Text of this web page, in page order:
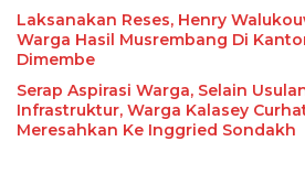
Laksanakan Reses, Henry
Warga Hasil Musrembang Di
Dimembe
Serap Aspirasi Warga, Selain
Infrastruktur, Warga Kalasey
Meresahkan Ke Inggried Sondakh